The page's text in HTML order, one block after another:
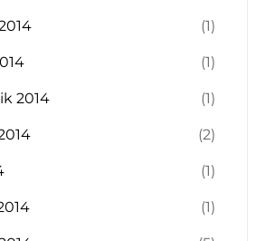
(1)
(1)
2014 (1)
(2)
(1)
(1)